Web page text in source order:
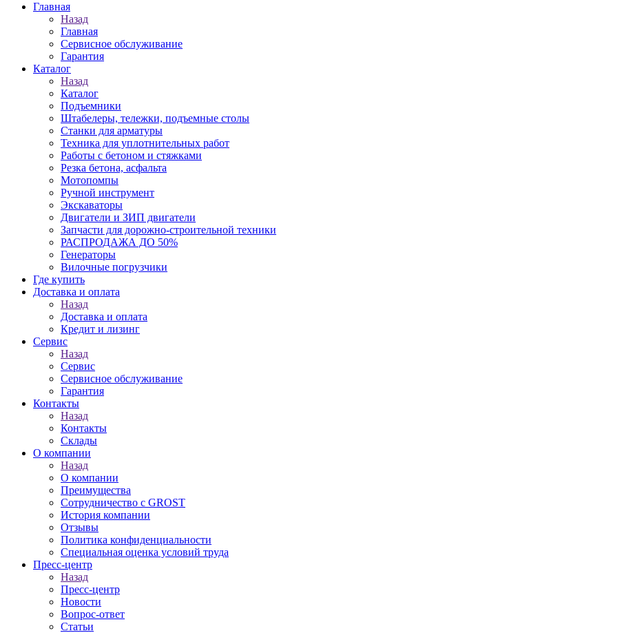
Главная
Назад
Главная
Сервисное обслуживание
Гарантия
Каталог
Назад
Каталог
Подъемники
Штабелеры, тележки, подъемные столы
Станки для арматуры
Техника для уплотнительных работ
Работы с бетоном и стяжками
Резка бетона, асфальта
Мотопомпы
Ручной инструмент
Экскаваторы
Двигатели и ЗИП двигатели
Запчасти для дорожно-строительной техники
РАСПРОДАЖА ДО 50%
Генераторы
Вилочные погрузчики
Где купить
Доставка и оплата
Назад
Доставка и оплата
Кредит и лизинг
Сервис
Назад
Сервис
Сервисное обслуживание
Гарантия
Контакты
Назад
Контакты
Склады
О компании
Назад
О компании
Преимущества
Сотрудничество с GROST
История компании
Отзывы
Политика конфиденциальности
Специальная оценка условий труда
Пресс-центр
Назад
Пресс-центр
Новости
Вопрос-ответ
Статьи